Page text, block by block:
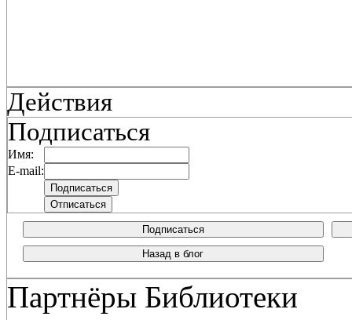
Действия
Подписаться
Имя:
E-mail:
Подписаться
Назад в блог
Партнёры Библиотеки